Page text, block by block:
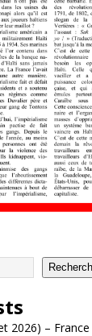
2026) –